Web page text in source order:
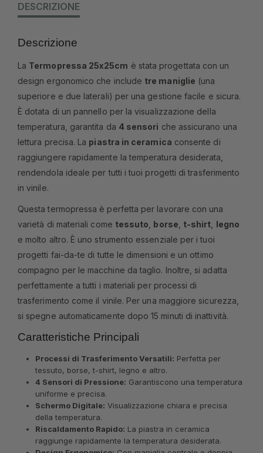
DESCRIZIONE
Descrizione
La Termopressa 25x25cm è stata progettata con un
design ergonomico che include tre maniglie (una
superiore e due laterali) per una gestione facile e sicura.
È dotata di un pannello per la visualizzazione della
temperatura, garantita da 4 sensori che assicurano una
lettura precisa. La piastra in ceramica consente di
raggiungere rapidamente la temperatura desiderata,
rendendola ideale per tutti i tuoi progetti di trasferimento
in vinile.
Questa termopressa è perfetta per lavorare con una
varietà di materiali come tessuto, borse, t-shirt, legno
e molto altro. È uno strumento essenziale per i tuoi
progetti fai-da-te di tutte le dimensioni e un ottimo
compagno per le macchine da taglio. Inoltre, si adatta
perfettamente a tutti i materiali per processi di
trasferimento come il vinile. Per una maggiore sicurezza,
si spegne automaticamente dopo 15 minuti di inattività.
Caratteristiche Principali
Processi di Trasferimento Versatili: Perfetta per
tessuto, borse, t-shirt, legno e altro.
4 Sensori di Pressione: Garantiscono una temperatura
uniforme e precisa.
Schermo Digitale: Visualizzazione chiara e precisa
della temperatura.
Riscaldamento Rapido: La piastra in ceramica
raggiunge rapidamente la temperatura desiderata.